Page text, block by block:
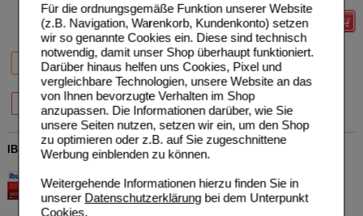
Für die ordnungsgemäße Funktion unserer Website
(z.B. Navigation, Warenkorb, Kundenkonto) setzen
wir so genannte Cookies ein. Diese sind technisch
notwendig, damit unser Shop überhaupt funktioniert.
Darüber hinaus helfen uns Cookies, Pixel und
vergleichbare Technologien, unsere Website an das
von Ihnen bevorzugte Verhalten im Shop
anzupassen. Die Informationen darüber, wie Sie
unsere Seiten nutzen, setzen wir ein, um den Shop
zu optimieren oder z.B. auf Sie zugeschnittene
Werbung einblenden zu können.
Weitergehende Informationen hierzu finden Sie in
unserer Datenschutzerklärungbei dem Unterpunkt
Cookies.
Details
6 St
50%
18 St
49%
50 St
47%
100 St
45%
IBUHEXAL plus Paracetamol 200 mg/500 mg Filmtabl.
18334428
10St Filmtabletten
AVP***
Unser Preis*
Sie sparen